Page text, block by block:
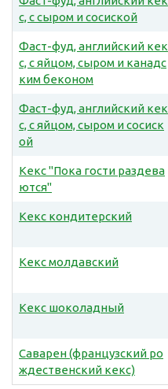
с, с сыром и сосиской
Фаст-фуд, английский кек
с, с яйцом, сыром и канадс
ким беконом
Фаст-фуд, английский кек
с, с яйцом, сыром и сосиск
ой
Кекс "Пока гости раздева
ются"
Кекс кондитерский
Кекс молдавский
Кекс шоколадный
Саварен (французский ро
ждественский кекс)